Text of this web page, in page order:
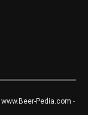
www.Beer-Pedia.com -